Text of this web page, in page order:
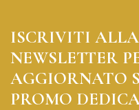
ISCRIVITI
NEWSLETTER
AGGIORNATO
PROMO